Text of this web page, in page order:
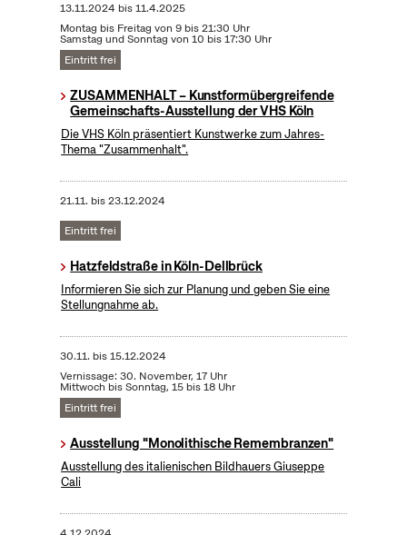
13.11.2024 bis11.4.2025
Montag bis Freitag von 9 bis 21:30 Uhr
Samstag und Sonntag von 10 bis 17:30 Uhr
Eintritt frei
ZUSAMMENHALT – Kunstformübergreifende
Gemeinschafts-Ausstellung der VHS Köln
Die VHS Köln präsentiert Kunstwerke zum Jahres-
Thema "Zusammenhalt".
21.11. bis23.12.2024
Eintritt frei
Hatzfeldstraße in Köln-Dellbrück
Informieren Sie sich zur Planung und geben Sie eine
Stellungnahme ab.
30.11. bis15.12.2024
Vernissage: 30. November, 17 Uhr
Mittwoch bis Sonntag, 15 bis 18 Uhr
Eintritt frei
Ausstellung "Monolithische Remembranzen"
Ausstellung des italienischen Bildhauers Giuseppe
Cali